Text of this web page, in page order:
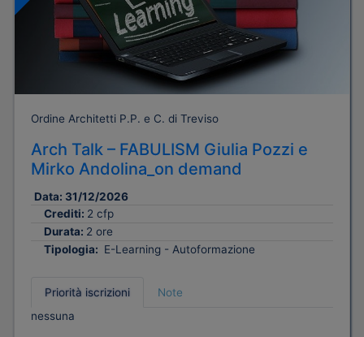
Ordine Architetti P.P. e C. di Treviso
Arch Talk – FABULISM Giulia Pozzi e
Mirko Andolina_on demand
Data: 31/12/2026
Crediti: 2 cfp
Durata: 2 ore
Tipologia: E-Learning - Autoformazione
Priorità iscrizioni
Note
nessuna